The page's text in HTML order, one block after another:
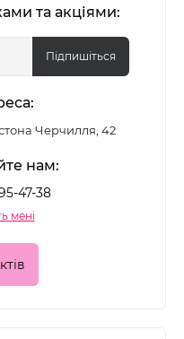
та акціями:
Підпишіться
Черчилля, 42
нам:
47-38
мені